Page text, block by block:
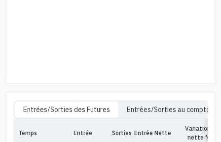
Entrées/Sorties des Futures Entrées/Sorties au comptant
Temps Entrée Sorties Entrée Nette
Variation
nette %